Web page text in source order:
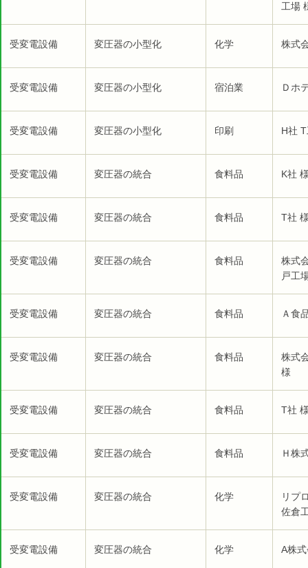
工場
受変電設備 変圧器の小型化 化学 株式
受変電設備 変圧器の小型化 宿泊業 Ｄホ
受変電設備 変圧器の小型化 印刷 H社
受変電設備 変圧器の統合 食料品 K社
受変電設備 変圧器の統合 食料品 T社
受変電設備 変圧器の統合 食料品
株式
戸工
受変電設備 変圧器の統合 食料品 Ａ食
受変電設備 変圧器の統合 食料品
株式
様
受変電設備 変圧器の統合 食料品 T社
受変電設備 変圧器の統合 食料品 Ｈ株
受変電設備 変圧器の統合 化学
リプ
佐倉
受変電設備 変圧器の統合 化学 A株